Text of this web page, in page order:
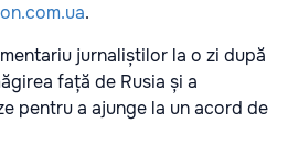
.
jurnaliștilor la o zi după
față de Rusia și a
pentru a ajunge la un acord de